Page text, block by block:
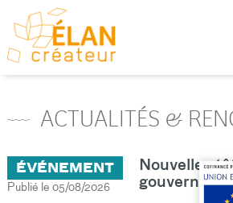
au
contenu
principal
ACTUALITÉS &
ÉVÉNEMENT
Publié le 05/08/2026
Nouvelles